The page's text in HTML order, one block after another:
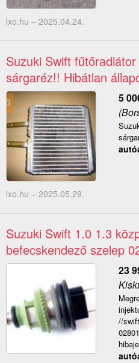
lxo.hu – 2025.04.24.
Suzuki Swift
sárgaréz!! Hibátlan
5
lxo.hu – 2025.05.29.
Suzuki Swift 1.0 1.3
befecskendező szelep
23
//